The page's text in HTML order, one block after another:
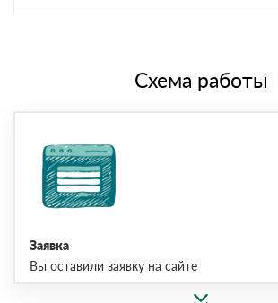
Схема работы
Заявка
Вы оставили заявку на сайте